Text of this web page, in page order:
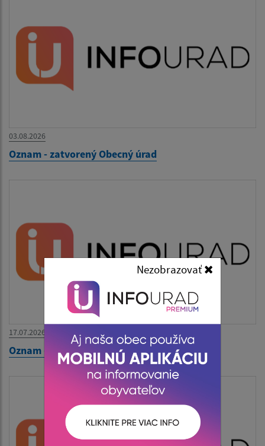
Nezobrazovať
03.08.2026
Oznam - zatvorený Obecný úrad
17.07.2026
Oznam - zatvorený Obecný úrad